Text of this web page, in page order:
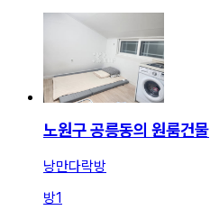
노원구 공릉동의 원룸건물
낭만다락방
방1